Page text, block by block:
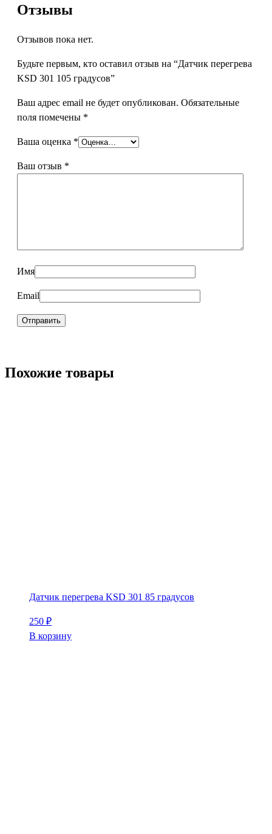
Отзывы
Отзывов пока нет.
Будьте первым, кто оставил отзыв на “Датчик перегрева
KSD 301 105 градусов”
Ваш адрес email не будет опубликован. Обязательные
поля помечены *
Ваша оценка *
Ваш отзыв *
Имя
Email
Похожие товары
Датчик перегрева KSD 301 85 градусов
250 ₽
В корзину